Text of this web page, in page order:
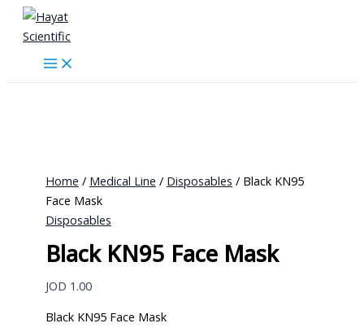
Skip
content
Home / Medical Line / Disposables / Black KN95
Face Mask
Disposables
Black KN95 Face Mask
JOD 1.00
Black KN95 Face Mask